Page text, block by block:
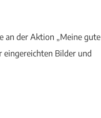
an der Aktion „Meine gute
Bilder und